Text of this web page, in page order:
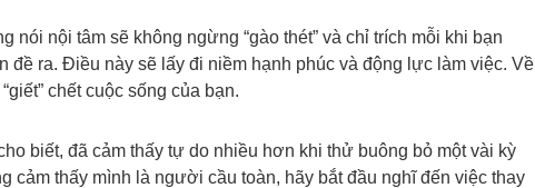
nói nội tâm sẽ không ngừng “gào thét” và chỉ trích mỗi khi bạn
đề ra. Điều này sẽ lấy đi niềm hạnh phúc và động lực làm việc. Về
chết cuộc sống của bạn.
biết, đã cảm thấy tự do nhiều hơn khi thử buông bỏ một vài kỳ
cảm thấy mình là người cầu toàn, hãy bắt đầu nghĩ đến việc thay